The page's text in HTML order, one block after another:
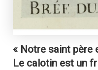
« Notre saint père
Le calotin est un